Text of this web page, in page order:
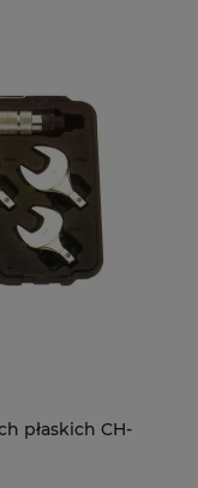
płaskich CH-
wymiarach